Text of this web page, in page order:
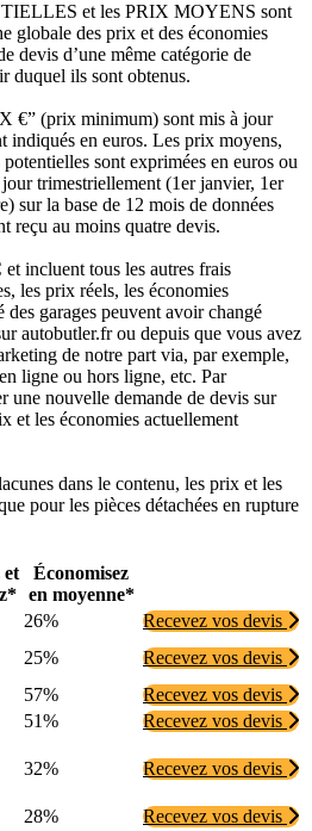
et les PRIX MOYENS sont
globale des prix et des économies
devis d’une même catégorie de
duquel ils sont obtenus.
€” (prix minimum) sont mis à jour
indiqués en euros. Les prix moyens,
sont exprimées en euros ou
trimestriellement (1er janvier, 1er
sur la base de 12 mois de données
reçu au moins quatre devis.
incluent tous les autres frais
les prix réels, les économies
garages peuvent avoir changé
autobutler.fr ou depuis que vous avez
de notre part via, par exemple,
ligne ou hors ligne, etc. Par
une nouvelle demande de devis sur
et les économies actuellement
dans le contenu, les prix et les
pour les pièces détachées en rupture
et
Économisez
en moyenne*
26%
Recevez vos devis
25%
Recevez vos devis
57%
Recevez vos devis
51%
Recevez vos devis
32% Recevez vos devis
28% Recevez vos devis